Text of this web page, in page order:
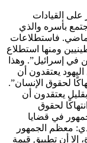
على القيادات
بأسره والذي
فاستطلاعات
ومنها استطلاع
في إسرائيل”. وهذا
يعتقدون أن
لحقوق الإنسان”.
يعتقدون أن
لحقوق
في قضايا
معظم الجمهور
إلا أن تطبيق قيمة